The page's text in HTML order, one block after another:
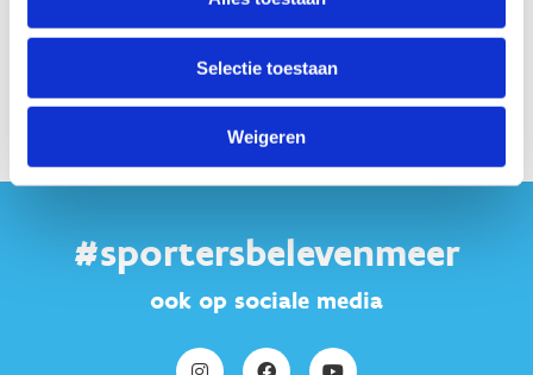
Selectie toestaan
Weigeren
#sportersbelevenmeer
ook op sociale media